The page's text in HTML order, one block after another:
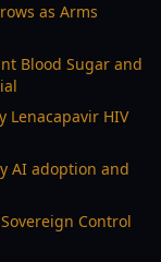
as Arms
Blood Sugar and
Lenacapavir HIV
AI adoption and
Control